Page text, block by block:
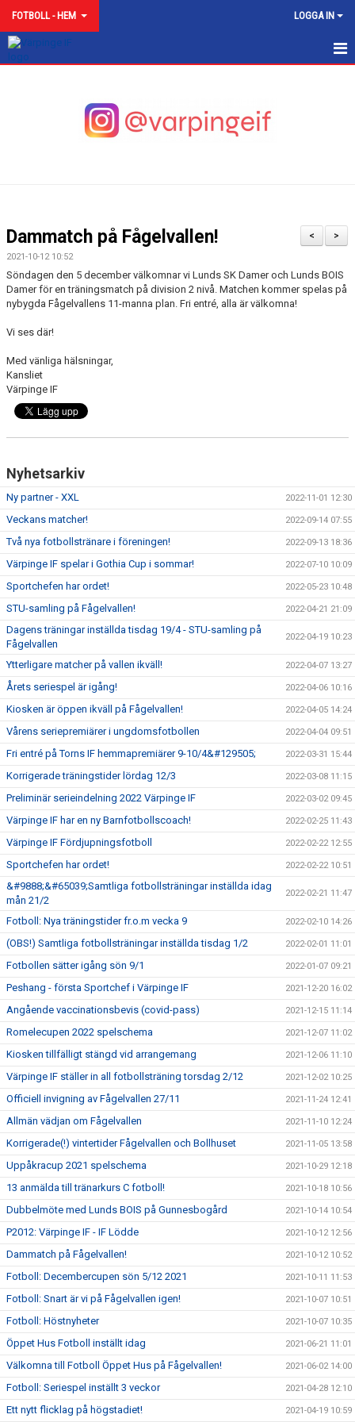
FOTBOLL - HEM LOGGA IN
ATT VARA LEDARE I VIF
ATT VARA FÖRÄLDER I VIF!
MATCHRUTINER
ORGANISATION
>
<
Dammatch på Fågelvallen!
2021-10-12 10:52
Söndagen den 5 december välkomnar vi Lunds SK Damer och Lunds BOIS
Damer för en träningsmatch på division 2 nivå. Matchen kommer spelas på
nybygda Fågelvallens 11-manna plan. Fri entré, alla är välkomna!
Vi ses där!
Med vänliga hälsningar,
Kansliet
Värpinge IF
Nyhetsarkiv
Ny partner - XXL 2022-11-01 12:30
Veckans matcher! 2022-09-14 07:55
Två nya fotbollstränare i föreningen! 2022-09-13 18:36
Värpinge IF spelar i Gothia Cup i sommar! 2022-07-10 10:09
Sportchefen har ordet! 2022-05-23 10:48
STU-samling på Fågelvallen! 2022-04-21 21:09
Dagens träningar inställda tisdag 19/4 - STU-samling på
Fågelvallen
2022-04-19 10:23
Ytterligare matcher på vallen ikväll! 2022-04-07 13:27
Årets seriespel är igång! 2022-04-06 10:16
Kiosken är öppen ikväll på Fågelvallen! 2022-04-05 14:24
Vårens seriepremiärer i ungdomsfotbollen 2022-04-04 09:51
Fri entré på Torns IF hemmapremiärer 9-10/4&#129505; 2022-03-31 15:44
Korrigerade träningstider lördag 12/3 2022-03-08 11:15
Preliminär serieindelning 2022 Värpinge IF 2022-03-02 09:45
Värpinge IF har en ny Barnfotbollscoach! 2022-02-25 11:43
Värpinge IF Fördjupningsfotboll 2022-02-22 12:55
Sportchefen har ordet! 2022-02-22 10:51
&#9888;&#65039;Samtliga fotbollsträningar inställda idag
mån 21/2
2022-02-21 11:47
Fotboll: Nya träningstider fr.o.m vecka 9 2022-02-10 14:26
(OBS!) Samtliga fotbollsträningar inställda tisdag 1/2 2022-02-01 11:01
Fotbollen sätter igång sön 9/1 2022-01-07 09:21
Peshang - första Sportchef i Värpinge IF 2021-12-20 16:02
Angående vaccinationsbevis (covid-pass) 2021-12-15 11:14
Romelecupen 2022 spelschema 2021-12-07 11:02
Kiosken tillfälligt stängd vid arrangemang 2021-12-06 11:10
Värpinge IF ställer in all fotbollsträning torsdag 2/12 2021-12-02 10:25
Officiell invigning av Fågelvallen 27/11 2021-11-24 12:41
Allmän vädjan om Fågelvallen 2021-11-10 12:24
Korrigerade(!) vintertider Fågelvallen och Bollhuset 2021-11-05 13:58
Uppåkracup 2021 spelschema 2021-10-29 12:18
13 anmälda till tränarkurs C fotboll! 2021-10-18 10:56
Dubbelmöte med Lunds BOIS på Gunnesbogård 2021-10-14 10:54
P2012: Värpinge IF - IF Lödde 2021-10-12 12:56
Dammatch på Fågelvallen! 2021-10-12 10:52
Fotboll: Decembercupen sön 5/12 2021 2021-10-11 11:53
Fotboll: Snart är vi på Fågelvallen igen! 2021-10-07 10:51
Fotboll: Höstnyheter 2021-10-07 10:35
Öppet Hus Fotboll inställt idag 2021-06-21 11:01
Välkomna till Fotboll Öppet Hus på Fågelvallen! 2021-06-02 14:00
Fotboll: Seriespel inställt 3 veckor 2021-04-28 12:10
Ett nytt flicklag på högstadiet! 2021-04-19 10:59